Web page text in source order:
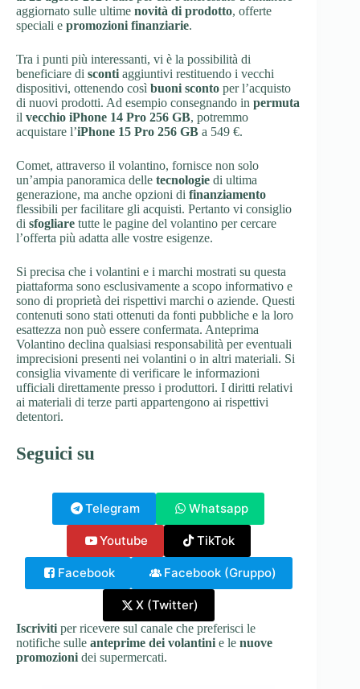
aggiornato sulle ultime novità di prodotto, offerte
speciali e promozioni finanziarie.
Tra i punti più interessanti, vi è la possibilità di
beneficiare di sconti aggiuntivi restituendo i vecchi
dispositivi, ottenendo così buoni sconto per l’acquisto
di nuovi prodotti. Ad esempio consegnando in permuta
il vecchio iPhone 14 Pro 256 GB, potremmo
acquistare l’iPhone 15 Pro 256 GB a 549 €.
Comet, attraverso il volantino, fornisce non solo
un’ampia panoramica delle tecnologie di ultima
generazione, ma anche opzioni di finanziamento
flessibili per facilitare gli acquisti. Pertanto vi consiglio
di sfogliare tutte le pagine del volantino per cercare
l’offerta più adatta alle vostre esigenze.
Si precisa che i volantini e i marchi mostrati su questa
piattaforma sono esclusivamente a scopo informativo e
sono di proprietà dei rispettivi marchi o aziende. Questi
contenuti sono stati ottenuti da fonti pubbliche e la loro
esattezza non può essere confermata. Anteprima
Volantino declina qualsiasi responsabilità per eventuali
imprecisioni presenti nei volantini o in altri materiali. Si
consiglia vivamente di verificare le informazioni
ufficiali direttamente presso i produttori. I diritti relativi
ai materiali di terze parti appartengono ai rispettivi
detentori.
Seguici su
Telegram Whatsapp
Youtube TikTok
Facebook Facebook (Gruppo)
X (Twitter)
Iscriviti per ricevere sul canale che preferisci le
notifiche sulle anteprime dei volantini e le nuove
promozioni dei supermercati.